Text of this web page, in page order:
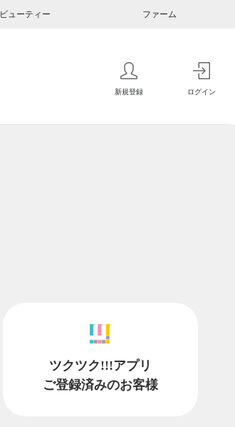
ビューティー ファーム
新規登録 ログイン
ツクツク!!!アプリ
ご登録済みのお客様